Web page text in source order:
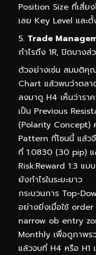
Position Size ที่เสี่ย
เลย Key Level และ
Trade
กำไรถึง 1R, ปิดบาง
ตัวอย่างเช่น สมมติคุณ
Chart แล้วพบว่าตลา
ลงมาดู H4 เห็นว่ารา
เป็น Previous
(Polarity Concept)
Pattern ที่โซนนี้ แล้ว
ที่ 1.0830 (30 pip)
Risk:Reward 1:3 แ
ยังกำไรในระยะยาว
กระบวนการ Top-
อย่างยิ่งเมื่อใช้
narrow ob entry
Monthly เพื่อดูภาพร
แล้วจบที่ H4 หรือ H1